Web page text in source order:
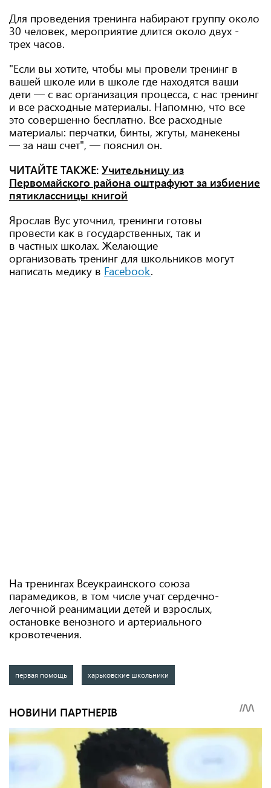
Для проведения тренинга набирают группу около
30 человек, мероприятие длится около двух -
трех часов.
"Если вы хотите, чтобы мы провели тренинг в
вашей школе или в школе где находятся ваши
дети — с вас организация процесса, с нас тренинг
и все расходные материалы. Напомню, что все
это совершенно бесплатно. Все расходные
материалы: перчатки, бинты, жгуты, манекены
— за наш счет", — пояснил он.
ЧИТАЙТЕ ТАКЖЕ: Учительницу из
Первомайского района оштрафуют за избиение
пятиклассницы книгой
Ярослав Вус уточнил, тренинги готовы
провести как в государственных, так и
в частных школах. Желающие
организовать тренинг для школьников могут
написать медику в Facebook.
На тренингах Всеукраинского союза
парамедиков, в том числе учат сердечно-
легочной реанимации детей и взрослых,
остановке венозного и артериального
кровотечения.
первая помощь харьковские школьники